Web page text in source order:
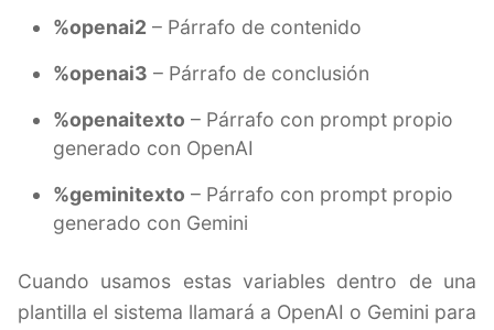
%openai2 – Párrafo de contenido
%openai3 – Párrafo de conclusión
%openaitexto – Párrafo con prompt propio
generado con OpenAI
%geminitexto – Párrafo con prompt propio
generado con Gemini
Cuando usamos estas variables dentro de una
plantilla el sistema llamará a OpenAI o Gemini para